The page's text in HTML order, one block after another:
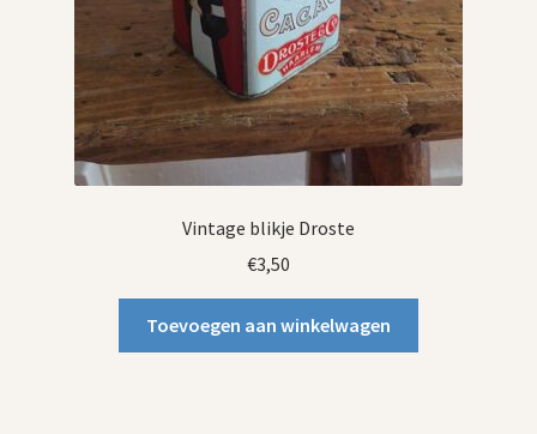
Vintage blikje Droste
€3,50
Toevoegen aan winkelwagen